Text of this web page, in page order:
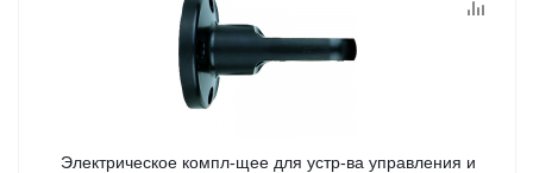
Электрическое компл-щее для устр-ва управления и